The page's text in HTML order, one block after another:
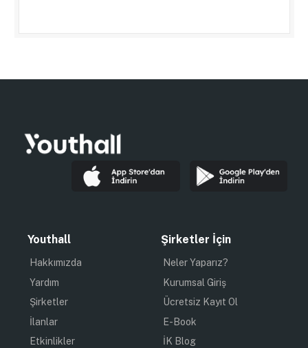
Youthall
Hakkımızda
Yardım
Şirketler
İlanlar
Etkinlikler
Şirketler İçin
Neler Yaparız?
Kurumsal Giriş
Ücretsiz Kayıt Ol
E-Book
İK Blog